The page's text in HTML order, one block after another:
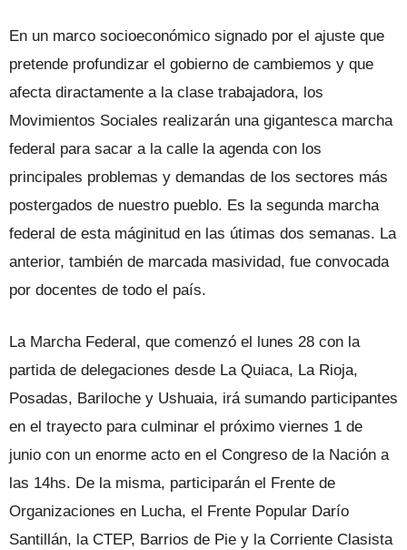
En un marco socioeconómico signado por el ajuste que
pretende profundizar el gobierno de cambiemos y que
afecta diractamente a la clase trabajadora, los
Movimientos Sociales realizarán una gigantesca marcha
federal para sacar a la calle la agenda con los
principales problemas y demandas de los sectores más
postergados de nuestro pueblo. Es la segunda marcha
federal de esta máginitud en las útimas dos semanas. La
anterior, también de marcada masividad, fue convocada
por docentes de todo el país.
La Marcha Federal, que comenzó el lunes 28 con la
partida de delegaciones desde La Quiaca, La Rioja,
Posadas, Bariloche y Ushuaia, irá sumando participantes
en el trayecto para culminar el próximo viernes 1 de
junio con un enorme acto en el Congreso de la Nación a
las 14hs. De la misma, participarán el Frente de
Organizaciones en Lucha, el Frente Popular Darío
Santillán, la CTEP, Barrios de Pie y la Corriente Clasista